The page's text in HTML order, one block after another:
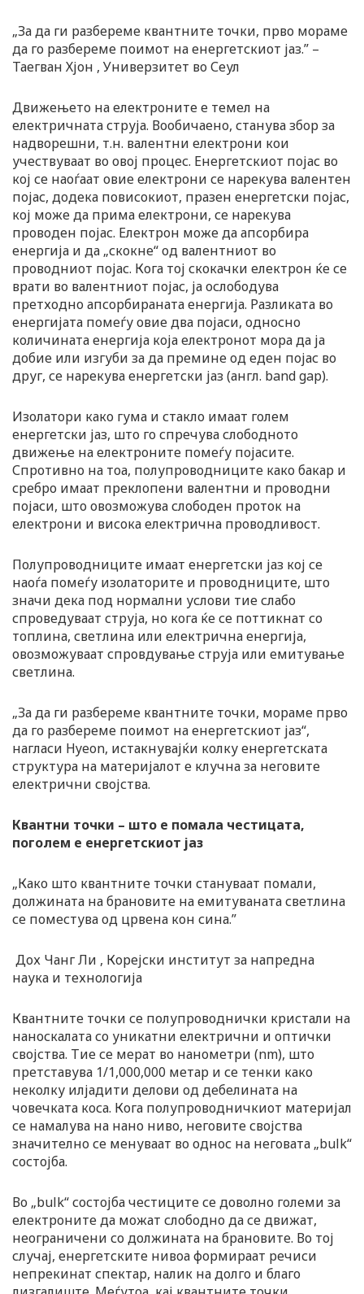
„За да ги разбереме квантните точки, прво мораме
да го разбереме поимот на енергетскиот јаз.” –
Таегван Хјон , Универзитет во Сеул
Движењето на електроните е темел на
електричната струја. Вообичаено, станува збор за
надворешни, т.н. валентни електрони кои
учествуваат во овој процес. Енергетскиот појас во
кој се наоѓаат овие електрони се нарекува валентен
појас, додека повисокиот, празен енергетски појас,
кој може да прима електрони, се нарекува
проводен појас. Електрон може да апсорбира
енергија и да „скокне“ од валентниот во
проводниот појас. Кога тој скокачки електрон ќе се
врати во валентниот појас, ја ослободува
претходно апсорбираната енергија. Разликата во
енергијата помеѓу овие два појаси, односно
количината енергија која електронот мора да ја
добие или изгуби за да премине од еден појас во
друг, се нарекува енергетски јаз (англ. band gap).
Изолатори како гума и стакло имаат голем
енергетски јаз, што го спречува слободното
движење на електроните помеѓу појасите.
Спротивно на тоа, полупроводниците како бакар и
сребро имаат преклопени валентни и проводни
појаси, што овозможува слободен проток на
електрони и висока електрична проводливост.
Полупроводниците имаат енергетски јаз кој се
наоѓа помеѓу изолаторите и проводниците, што
значи дека под нормални услови тие слабо
спроведуваат струја, но кога ќе се поттикнат со
топлина, светлина или електрична енергија,
овозможуваат спровдување струја или емитување
светлина.
„За да ги разбереме квантните точки, мораме прво
да го разбереме поимот на енергетскиот јаз“,
нагласи Hyeon, истакнувајќи колку енергетската
структура на материјалот е клучна за неговите
електрични својства.
Квантни точки – што е помала честицата,
поголем е енергетскиот јаз
„Како што квантните точки стануваат помали,
должината на брановите на емитуваната светлина
се поместува од црвена кон сина.”
Дох Чанг Ли , Корејски институт за напредна
наука и технологија
Квантните точки се полупроводнички кристали на
наноскалата со уникатни електрични и оптички
својства. Тие се мерат во нанометри (nm), што
претставува 1/1,000,000 метар и се тенки како
неколку илјадити делови од дебелината на
човечката коса. Кога полупроводничкиот материјал
се намалува на нано ниво, неговите својства
значително се менуваат во однос на неговата „bulk“
состојба.
Во „bulk“ состојба честиците се доволно големи за
електроните да можат слободно да се движат,
неограничени со должината на брановите. Во тој
случај, енергетските нивоа формираат речиси
непрекинат спектар, налик на долго и благо